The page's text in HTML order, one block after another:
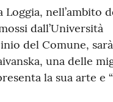
nell’ambito
dall’Università
del Comune, sarà
una delle
la sua arte e